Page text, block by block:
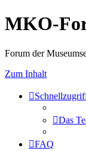
MKO-
Forum der
Zum Inhalt
Das
FAQ